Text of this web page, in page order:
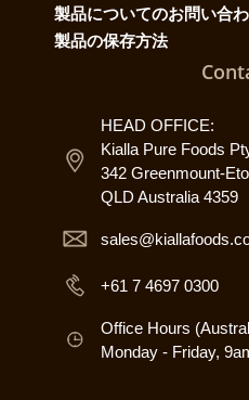
製品についてのお問い合
製品の保存方法
HEAD OFFICE:
Kialla Pure Foods
342 Greenmount-
QLD Australia 4359
+61 7 4697 0300
Office Hours
Monday - Friday,